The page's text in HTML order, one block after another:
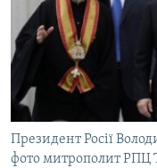
Президент Росії
фото митрополит РПЦ